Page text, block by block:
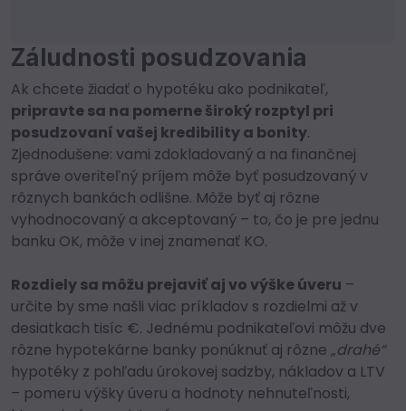
Záludnosti posudzovania
Ak chcete žiadať o hypotéku ako podnikateľ,
pripravte sa na pomerne široký rozptyl pri
posudzovaní vašej kredibility a bonity.
Zjednodušene: vami zdokladovaný a na finančnej
správe overiteľný príjem môže byť posudzovaný v
rôznych bankách odlišne. Môže byť aj rôzne
vyhodnocovaný a akceptovaný – to, čo je pre jednu
banku OK, môže v inej znamenať KO.
Rozdiely sa môžu prejaviť aj vo výške úveru –
určite by sme našli viac príkladov s rozdielmi až v
desiatkach tisíc €. Jednému podnikateľovi môžu dve
rôzne hypotekárne banky ponúknuť aj rôzne „drahé“
hypotéky z pohľadu úrokovej sadzby, nákladov a LTV
– pomeru výšky úveru a hodnoty nehnuteľnosti,